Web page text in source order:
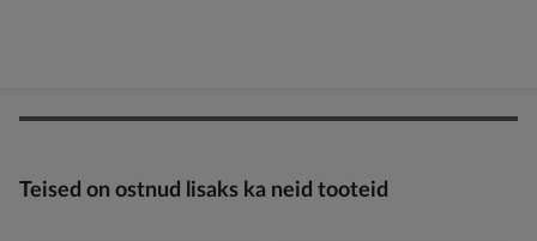
Teised on ostnud lisaks ka neid tooteid